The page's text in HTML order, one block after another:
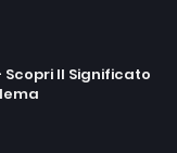
Scopri Il Significato